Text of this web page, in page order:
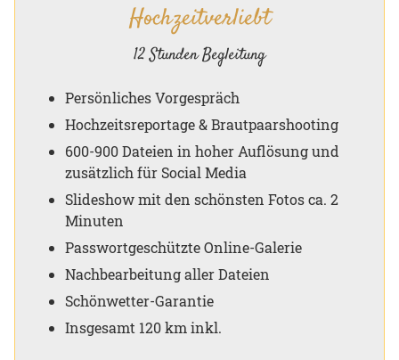
Hochzeitverliebt
12 Stunden Begleitung
Persönliches Vorgespräch
Hochzeitsreportage & Brautpaarshooting
600-900 Dateien in hoher Auflösung und
zusätzlich für Social Media
Slideshow mit den schönsten Fotos ca. 2
Minuten
Passwortgeschützte Online-Galerie
Nachbearbeitung aller Dateien
Schönwetter-Garantie
Insgesamt 120 km inkl.